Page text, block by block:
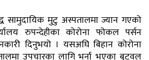
सामुदायिक मुटु अस्पतालमा ज्यान गएको
रुपन्देहीका कोरोना फोकल पर्सन
दिनुभयो । यसअघि बिहान कोरोना
उपचारका लागि भर्ना भएका बुटवल